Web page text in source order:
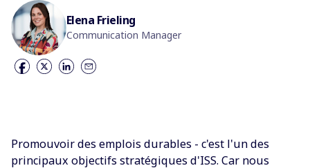
Elena Frieling
Communication Manager
Promouvoir des emplois durables - c'est l'un des
principaux objectifs stratégiques d'ISS. Car nous